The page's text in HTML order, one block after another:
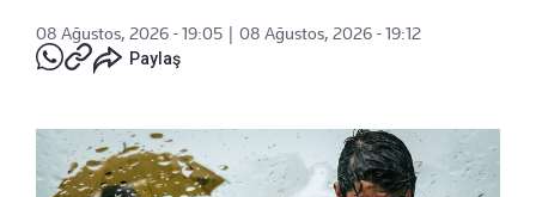
08 Ağustos, 2026 - 19:05
08 Ağustos, 2026 - 19:12
Paylaş